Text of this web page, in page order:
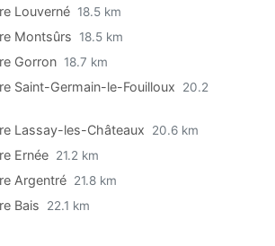
Louverné 18.5 km
Montsûrs 18.5 km
Gorron 18.7 km
Saint-Germain-le-Fouilloux
20.2
Lassay-les-Châteaux 20.6 km
Ernée 21.2 km
Argentré 21.8 km
Bais 22.1 km